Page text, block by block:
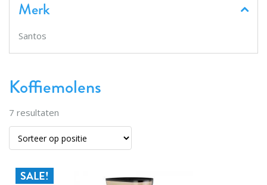
Koffiemolens
7 resultaten
SALE!
Merk
Santos